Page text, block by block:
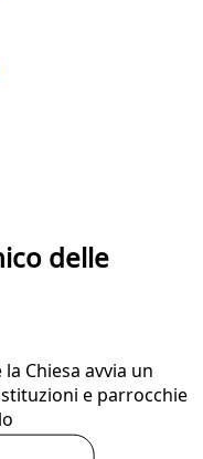
delle
Chiesa avvia un
e parrocchie